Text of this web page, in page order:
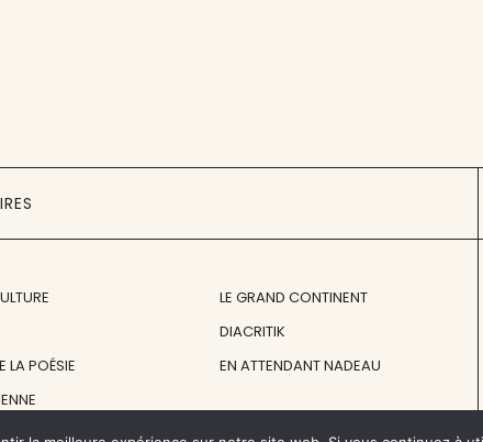
LA POÉSIE
LE GRAND CONTINENT
DIACRITIK
EN ATTENDANT NADEAU